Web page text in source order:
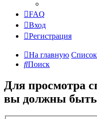
FAQ
Вход
Регистрация
На главную
Поиск
Для просмотра
вы должны быть